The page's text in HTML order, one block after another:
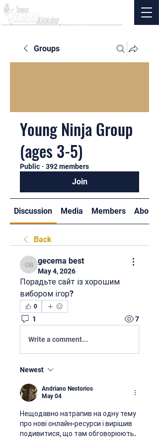
Groups
Young Ninja Group
(ages 3-5)
Public · 392 members
Join
Discussion Media Members About
Back
gecema best
gecema best
May 4, 2026
Порадьте сайт із хорошим
вибором ігор?
0
1 7
Write a comment...
Newest
Andriano Nestorios
May 04
Нещодавно натрапив на одну тему
про нові онлайн-ресурси і вирішив
подивитися, що там обговорюють.